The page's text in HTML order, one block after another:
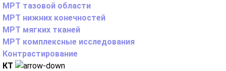
МРТ тазовой области
МРТ нижних конечностей
МРТ мягких тканей
МРТ комплексные исследования
Контрастирование
КТ